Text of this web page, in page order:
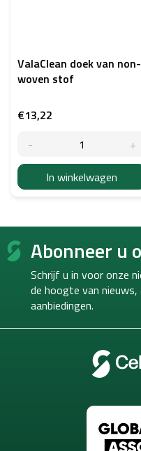
ValaClean doek van non-
woven stof
€13,22
In winkelwagen
F
Abonneer u
Schrijf u in voor onze
de hoogte van nieuws,
aanbiedingen.